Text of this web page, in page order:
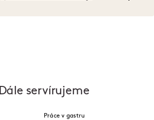
Dále servírujeme
Práce v gastru